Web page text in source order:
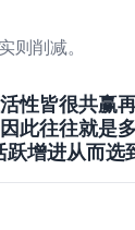
则削减。
性皆很共赢
往往就是多
增进从而选